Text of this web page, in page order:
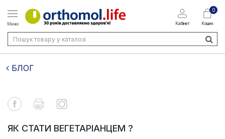
Меню Кабінет
0
Кошик
БЛОГ
ЯК СТАТИ ВЕГЕТАРІАНЦЕМ ?